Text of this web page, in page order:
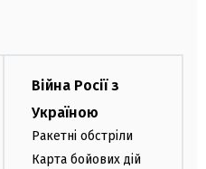
Війна Росії з
Україною
Ракетні обстріли
Карта бойових дій